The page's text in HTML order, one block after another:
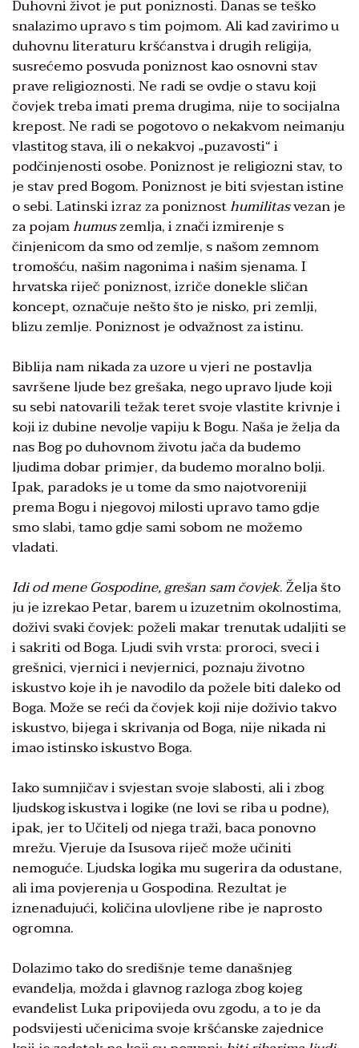
Duhovni život je put poniznosti. Danas se teško
snalazimo upravo s tim pojmom. Ali kad zavirimo u
duhovnu literaturu kršćanstva i drugih religija,
susrećemo posvuda poniznost kao osnovni stav
prave religioznosti. Ne radi se ovdje o stavu koji
čovjek treba imati prema drugima, nije to socijalna
krepost. Ne radi se pogotovo o nekakvom neimanju
vlastitog stava, ili o nekakvoj „puzavosti“ i
podčinjenosti osobe. Poniznost je religiozni stav, to
je stav pred Bogom. Poniznost je biti svjestan istine
o sebi. Latinski izraz za poniznosthumilitasvezan je
za pojamhumuszemlja, i znači izmirenje s
činjenicom da smo od zemlje, s našom zemnom
tromošću, našim nagonima i našim sjenama. I
hrvatska riječ poniznost, izriče donekle sličan
koncept, označuje nešto što je nisko, pri zemlji,
blizu zemlje. Poniznost je odvažnost za istinu.
Biblija nam nikada za uzore u vjeri ne postavlja
savršene ljude bez grešaka, nego upravo ljude koji
su sebi natovarili težak teret svoje vlastite krivnje i
koji iz dubine nevolje vapiju k Bogu. Naša je želja da
nas Bog po duhovnom životu jača da budemo
ljudima dobar primjer, da budemo moralno bolji.
Ipak, paradoks je u tome da smo najotvoreniji
prema Bogu i njegovoj milosti upravo tamo gdje
smo slabi, tamo gdje sami sobom ne možemo
vladati.
Idi od mene Gospodine, grešan sam čovjek. Želja što
ju je izrekao Petar, barem u izuzetnim okolnostima,
doživi svaki čovjek: poželi makar trenutak udaljiti se
i sakriti od Boga. Ljudi svih vrsta: proroci, sveci i
grešnici, vjernici i nevjernici, poznaju životno
iskustvo koje ih je navodilo da požele biti daleko od
Boga. Može se reći da čovjek koji nije doživio takvo
iskustvo, bijega i skrivanja od Boga, nije nikada ni
imao istinsko iskustvo Boga.
Iako sumnjičav i svjestan svoje slabosti, ali i zbog
ljudskog iskustva i logike (ne lovi se riba u podne),
ipak, jer to Učitelj od njega traži, baca ponovno
mrežu. Vjeruje da Isusova riječ može učiniti
nemoguće. Ljudska logika mu sugerira da odustane,
ali ima povjerenja u Gospodina. Rezultat je
iznenađujući, količina ulovljene ribe je naprosto
ogromna.
Dolazimo tako do središnje teme današnjeg
evanđelja, možda i glavnog razloga zbog kojeg
evanđelist Luka pripovijeda ovu zgodu, a to je da
podsvijesti učenicima svoje kršćanske zajednice